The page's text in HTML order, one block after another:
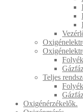
Teljes
Oxigénérzékelők.